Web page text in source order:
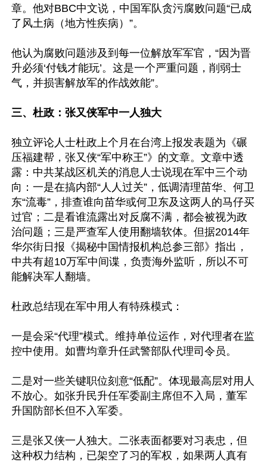
章。他对BBC中文说，中国军队贪污腐败问题“已成
了风土病（地方性疾病）”。
他认为腐败问题涉及到每一位解放军军官，“因为晋
升必须‘付钱才能玩’。这是一个严重问题，削弱士
气，并损害解放军的作战效能”。
三、杜政：张又侠军中一人独大
独立评论人士杜政上个月在台湾上报发表题为《碾
压福建帮，张又侠“军中称王”》的文章。文章中透
露：中共某战区机关的消息人士说现在军中三个动
向：一是在搞内部“人人过关”，低调清理苗华、何卫
东“流毒”，排查谁向苗华或何卫东及这两人的马仔买
过官；二是看谁流露出对反腐不满，都会被视为政
治问题；三是严查军人使用翻墙软体。但据2014年
华尔街日报《揭秘中国情报机构总参三部》指出，
中共有超10万军中间谍，负责海外监听，所以不可
能解决军人翻墙。
杜政总结现在军中用人有特殊模式：
一是会采“代理”模式。维持单位运作，对代理者在监
控中使用。如曹均章升任武警部队代理司令员。
二是对一些关键职位刻意“低配”。体现最高层对用人
不放心。如张升民升任军委副主席但不入局，董军
升国防部长但不入军委。
三是张又侠一人独大。二张表面都要对习表忠，但
这种权力结构，已架空了习的军权，如果两人真有